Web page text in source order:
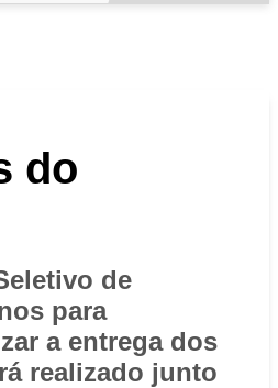
do
de
para
a entrega dos
realizado junto